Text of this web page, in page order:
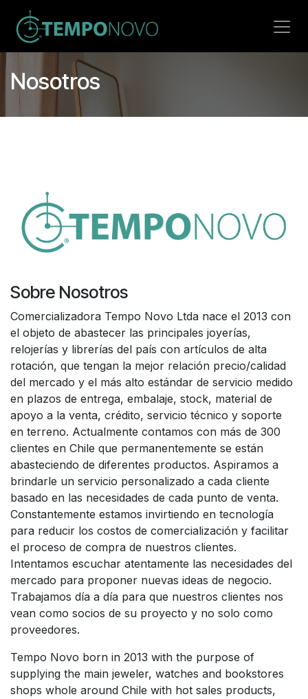
Ir al contenido
Nosotros
Sobre Nosotros
Comercializadora Tempo Novo Ltda nace el 2013 con
el objeto de abastecer las principales joyerías,
relojerías y librerías del país con artículos de alta
rotación, que tengan la mejor relación precio/calidad
del mercado y el más alto estándar de servicio medido
en plazos de entrega, embalaje, stock, material de
apoyo a la venta, crédito, servicio técnico y soporte
en terreno. Actualmente contamos con más de 300
clientes en Chile que permanentemente se están
abasteciendo de diferentes productos. Aspiramos a
brindarle un servicio personalizado a cada cliente
basado en las necesidades de cada punto de venta.
Constantemente estamos invirtiendo en tecnología
para reducir los costos de comercialización y facilitar
el proceso de compra de nuestros clientes.
Intentamos escuchar atentamente las necesidades del
mercado para proponer nuevas ideas de negocio.
Trabajamos día a día para que nuestros clientes nos
vean como socios de su proyecto y no solo como
proveedores.
Tempo Novo born in 2013 with the purpose of
supplying the main jeweler, watches and bookstores
shops whole around Chile with hot sales products,